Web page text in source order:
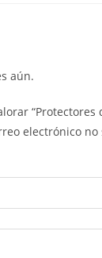
aún.
electrónico